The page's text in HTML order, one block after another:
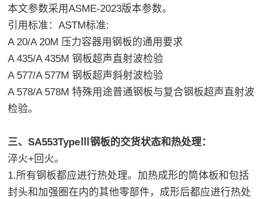
本文参数采用ASME-2023版本参数。
引用标准：ASTM标准:
A 20/A 20M 压力容器用钢板的通用要求
A 435/A 435M 钢板超声直射波检验
A 577/A 577M 钢板超声斜射波检验
A 578/A 578M 特殊用途普通钢板与复合钢板超声直射波
检验。
三、SA553TypeⅢ钢板的交货状态和热处理：
淬火+回火。
1.所有钢板都应进行热处理。加热成形的筒体板和包括
封头和加强圈在内的其他零部件，成形后都应进行热处